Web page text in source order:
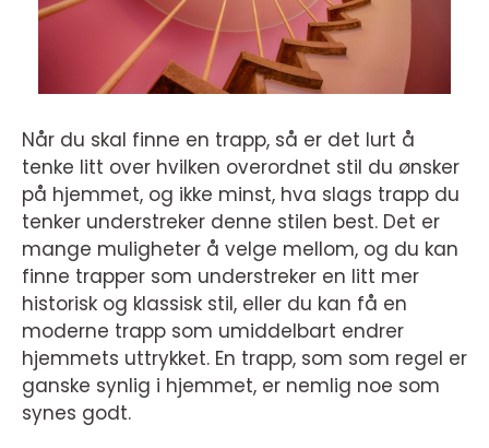
Når du skal finne en trapp, så er det lurt å
tenke litt over hvilken overordnet stil du ønsker
på hjemmet, og ikke minst, hva slags trapp du
tenker understreker denne stilen best. Det er
mange muligheter å velge mellom, og du kan
finne trapper som understreker en litt mer
historisk og klassisk stil, eller du kan få en
moderne trapp som umiddelbart endrer
hjemmets uttrykket. En trapp, som som regel er
ganske synlig i hjemmet, er nemlig noe som
synes godt.